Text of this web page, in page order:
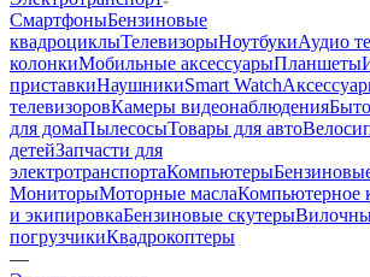
СмартфоныБензиновые
квадроциклыТелевизорыНоутбукиАудио
колонкиМобильные аксессуарыПланшеты
приставкиНаушникиSmart Watch
телевизоровКамеры видеонаблюдения
для домаПылесосыТовары для авто
детейЗапчасти для
электротранспортаКомпьютеры
МониторыМоторные маслаКомпьютерное
и экипировкаБензиновые скутеры
погрузчикиКвадрокоптеры
—